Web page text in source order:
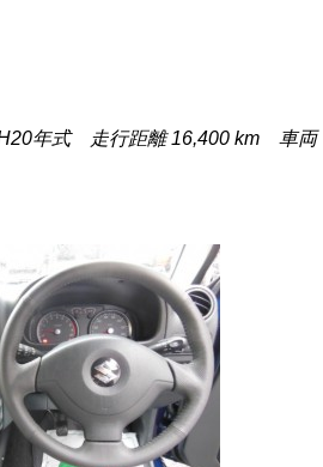
年式 走行距離 16,400 km 車両